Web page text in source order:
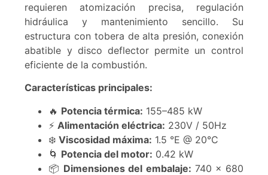
requieren atomización precisa, regulación
hidráulica y mantenimiento sencillo. Su
estructura con tobera de alta presión, conexión
abatible y disco deflector permite un control
eficiente de la combustión.
Características principales:
🔥 Potencia térmica: 155–485 kW
⚡ Alimentación eléctrica: 230V / 50Hz
❄️Viscosidad máxima: 1.5 °E @ 20°C
🌀 Potencia del motor: 0.42 kW
📦 Dimensiones del embalaje: 740 × 680